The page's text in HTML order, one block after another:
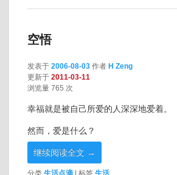
空悟
发表于 2006-08-03 作者 H Zeng
更新于 2011-03-11
浏览量 765 次
幸福就是被自己所爱的人深深地爱着。
然而，爱是什么？
继续阅读全文 →
分类 生活点滴 标签 生活